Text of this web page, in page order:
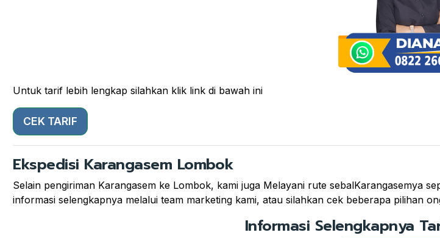
Untuk tarif lebih lengkap silahkan klik link di bawah ini
CEK TARIF
Ekspedisi Karangasem Lombok
Selain pengiriman Karangasem ke Lombok, kami juga Melayani rute sebalKarangasemya
informasi selengkapnya melalui team marketing kami, atau silahkan cek beberapa pilihan
Informasi Selengkapnya